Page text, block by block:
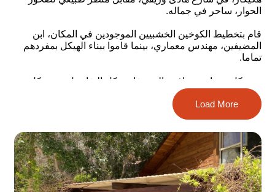
الحوار، ساحر في جماله.
قام بتخطيط الكوخين الخشبيين الموجودين في المكان، ابن
المضيفين، مهندس معماري، بينما قاموا ببناء الهيكل بمفردهم
تماما.
يهتم كل من إيتي ودافيد، المضيفان، بكل التفاصيل، ومن كل
القلب. بدءًا بالنظافة على أعلى المستويات، الصيانة الدائمة
للأكواخ وحتى زراعة أشتال النباتات من أجل رعاية الحديقة
والساحة المغطاة بالخشب.
الأكواخ، حميمة وبيتية، تتألف من صالون، غرفة نوم طابق
جاليري مع نافذة عملاقة تطلّ على المنظر الطبيعي، غرفة
استحمام مع جاكوزي، مطبخ صغير، وساحة خصوصية لكل كوخ
حيث بإمكانكم الجلوس، الإصغاء للهدوء واستنشاق المناظر
الطبيعية.
Load More